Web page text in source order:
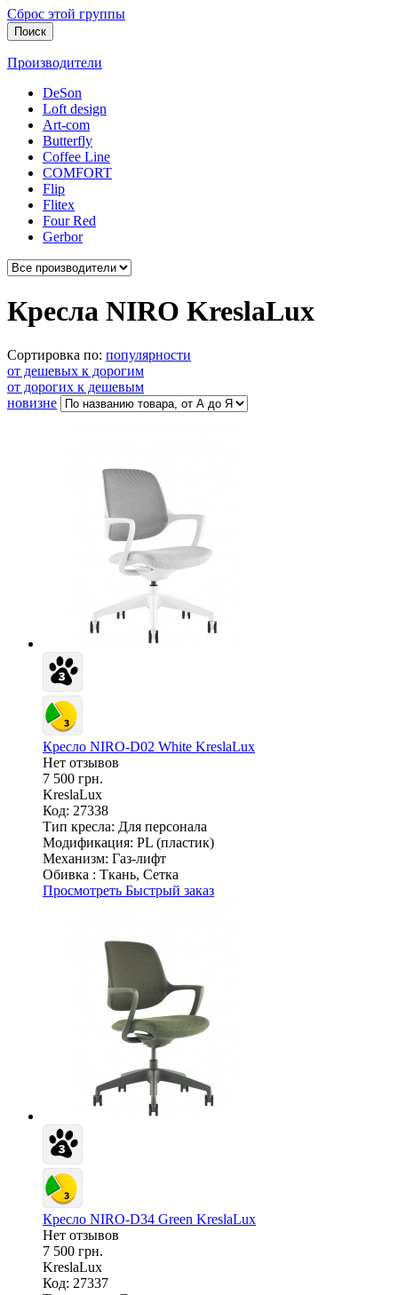
Сброс этой группы
Поиск
Производители
DeSon
Loft design
Art-com
Butterfly
Coffee Line
COMFORT
Flip
Flitex
Four Red
Gerbor
Кресла NIRO KreslaLux
Сортировка по: популярности
от дешевых к дорогим
от дорогих к дешевым
новизне
Кресло NIRO-D02 White KreslaLux
Нет отзывов
7 500 грн.
KreslaLux
Код: 27338
Тип кресла: Для персонала
Модификация: PL (пластик)
Механизм: Газ-лифт
Обивка : Ткань, Сетка
Просмотреть Быстрый заказ
Кресло NIRO-D34 Green KreslaLux
Нет отзывов
7 500 грн.
KreslaLux
Код: 27337